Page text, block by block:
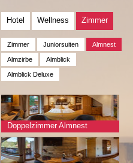
Hotel Wellness Zimmer
Zimmer Juniorsuiten Almnest
Almzirbe Almblick
Almblick Deluxe
Doppelzimmer Almnest